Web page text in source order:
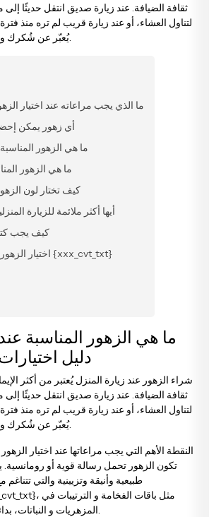
زهور
زهور
كابتشينو
ثقافة الضيافة. عند زيارة صديق انتقل حديثًا
لتناول العشاء، أو عند زيارة قريب لم تره منذ
يُعبّر عن شُكرك ويضيف طاقة دافئة للمكان.
ما الذي يجب مراعاته عند اختيار
أي زهور يمكن
ما هي الزهور
ما هي الزهور
كيف تختار لون
أيها أكثر ملائمة للزيارة
كيف يجب
اختيار الزهور للزيارة المنزلية مع {xxx_cvt_txt}
ما هي الزهور المناسبة
دليل
شراء الزهور عند زيارة المنزل يُعتبر من أكثر
ثقافة الضيافة. عند زيارة صديق انتقل حديثًا
لتناول العشاء، أو عند زيارة قريب لم تره منذ
يُعبّر عن شُكرك ويضيف طاقة دافئة للمكان.
النقطة الأهم التي يجب مراعاتها عند اختيار
تكون الزهور تحمل رسالة قوية أو رومانسية.
طبيعية وأنيقة وتزيينية والتي
المزهريات و النباتات، بدائل أنيقة للزيارات المنزلية.